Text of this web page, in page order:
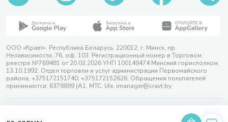
ООО «Кравт». Республика Беларусь, 220012, г. Минск, пр.
Независимости, 76, оф. 103. Регистрационный номер в Торговом
реестре №769481 от 20.02.2026 УНП 100149474 Минский горисполком,
13.10.1992. Отдел торговли и услуг администрации Первомайского
района, +375172151740; +375172152626. Обращения покупателей
принимаются: 6378899 (А1, МТС, life, imanager@cravt.by.